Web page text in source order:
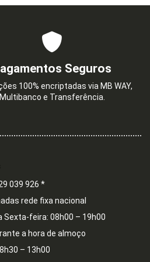
Seguros
100% encriptadas via MB WAY,
Multibanco e Transferência.
039 926 *
rede fixa nacional
Sexta-feira: 08h00 – 19h00
a hora de almoço
– 13h00